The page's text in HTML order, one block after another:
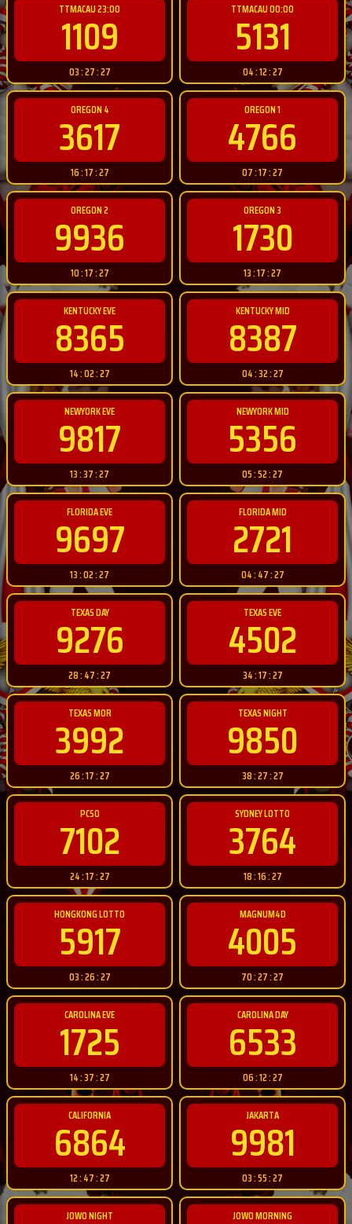
TTMACAU 23:00
1109
03 : 27 : 26
TTMACAU 00:00
5131
04 : 12 : 26
OREGON 4
3617
16 : 17 : 26
OREGON 1
4766
07 : 17 : 26
OREGON 2
9936
10 : 17 : 26
OREGON 3
1730
13 : 17 : 26
KENTUCKY EVE
8365
14 : 02 : 26
KENTUCKY MID
8387
04 : 32 : 26
NEWYORK EVE
9817
13 : 37 : 26
NEWYORK MID
5356
05 : 52 : 26
FLORIDA EVE
9697
13 : 02 : 26
FLORIDA MID
2721
04 : 47 : 26
TEXAS DAY
9276
28 : 47 : 26
TEXAS EVE
4502
34 : 17 : 26
TEXAS MOR
3992
26 : 17 : 26
TEXAS NIGHT
9850
38 : 27 : 26
PCSO
7102
24 : 17 : 26
SYDNEY LOTTO
3764
18 : 16 : 26
HONGKONG LOTTO
5917
03 : 26 : 26
MAGNUM4D
4005
70 : 27 : 26
CAROLINA EVE
1725
14 : 37 : 26
CAROLINA DAY
6533
06 : 12 : 26
CALIFORNIA
6864
12 : 47 : 26
JAKARTA
9981
03 : 55 : 26
JOWO NIGHT JOWO MORNING